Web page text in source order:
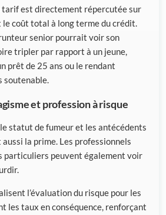
est directement répercutée sur
le coût total à long terme du crédit.
senior pourrait voir son
tripler par rapport à un jeune,
prêt de 25 ans ou le rendant
soutenable.
et profession à risque
statut de fumeur et les antécédents
la prime. Les professionnels
particuliers peuvent également voir
l’évaluation du risque pour les
les taux en conséquence, renforçant